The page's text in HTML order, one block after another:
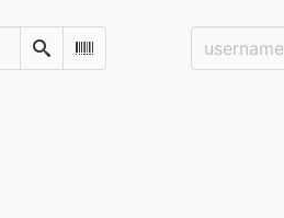
SearchScan Barcode
Username: